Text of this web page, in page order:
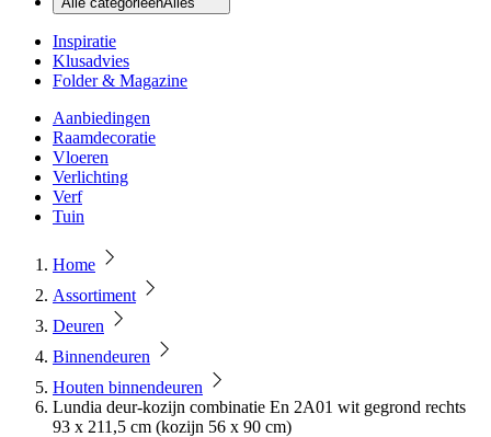
Inspiratie
Klusadvies
Folder & Magazine
Aanbiedingen
Raamdecoratie
Vloeren
Verlichting
Verf
Tuin
Home
Assortiment
Deuren
Binnendeuren
Houten binnendeuren
Lundia deur-kozijn combinatie En 2A01 wit gegrond rechts
93 x 211,5 cm (kozijn 56 x 90 cm)